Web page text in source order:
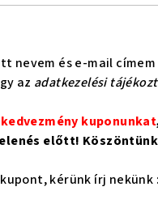
nevem és e-mail
az adatkezelési
kedvezmény kuponunkat
előtt!
kérünk írj nekünk